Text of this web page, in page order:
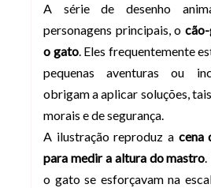
A série de desenho
personagens principais, o
o gato. Eles frequentemente
pequenas aventuras ou
obrigam a aplicar soluções,
morais e de segurança.
A ilustração reproduz a cena
para medir a altura do mastro.
o gato se esforçavam na